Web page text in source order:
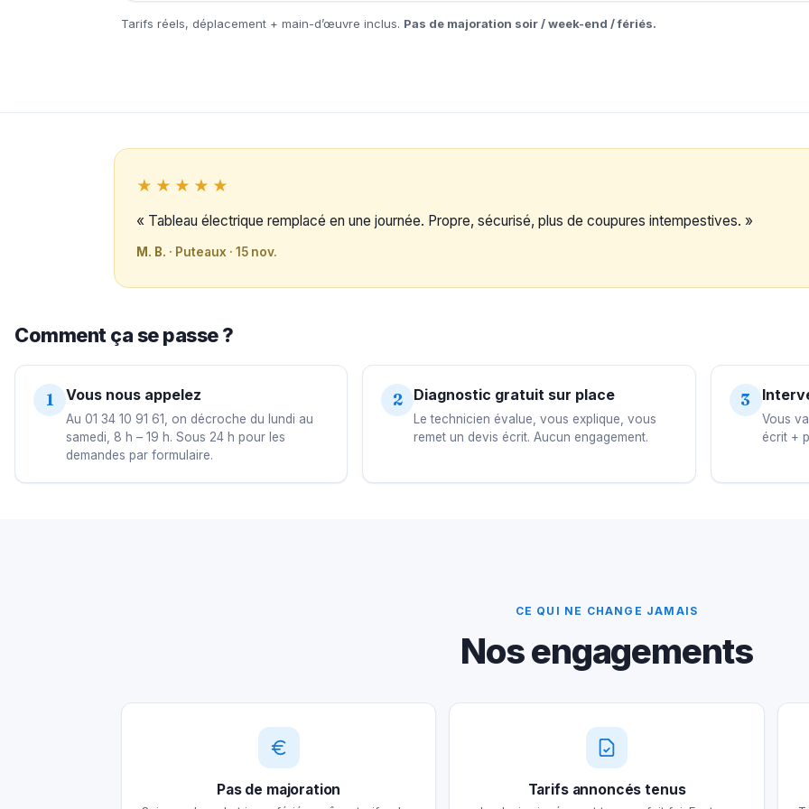
Tarifs réels, déplacement + main-d’œuvre inclus. Pas de majoration soir / week-end / fériés.
★★★★★
« Tableau électrique remplacé en une journée. Propre, sécurisé, plus de coupures intempestives. »
M. B. · Puteaux · 15 nov.
Comment ça se passe ?
1 Vous nous appelez
Au 01 34 10 91 61, on décroche du lundi au
samedi, 8 h – 19 h. Sous 24 h pour les
demandes par formulaire.
2 Diagnostic gratuit sur place
Le technicien évalue, vous explique, vous
remet un devis écrit. Aucun engagement.
3
Vous
écrit +
CE QUI NE CHANGE JAMAIS
Nos engagements
Pas de majoration Tarifs annoncés tenus